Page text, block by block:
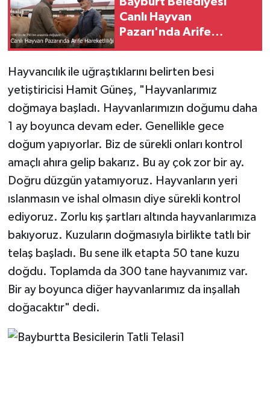
Canlı Hayvan
Pazarı'nda Arife
Hayvancılık ile uğraştıklarını belirten besi
yetiştiricisi Hamit Güneş, "Hayvanlarımız
doğmaya başladı. Hayvanlarımızın doğumu daha
1 ay boyunca devam eder. Genellikle gece
doğum yapıyorlar. Biz de sürekli onları kontrol
amaçlı ahıra gelip bakarız. Bu ay çok zor bir ay.
Doğru düzgün yatamıyoruz. Hayvanların yeri
ıslanmasın ve ishal olmasın diye sürekli kontrol
ediyoruz. Zorlu kış şartları altında hayvanlarımıza
bakıyoruz. Kuzuların doğmasıyla birlikte tatlı bir
telaş başladı. Bu sene ilk etapta 50 tane kuzu
doğdu. Toplamda da 300 tane hayvanımız var.
Bir ay boyunca diğer hayvanlarımız da inşallah
doğacaktır" dedi.